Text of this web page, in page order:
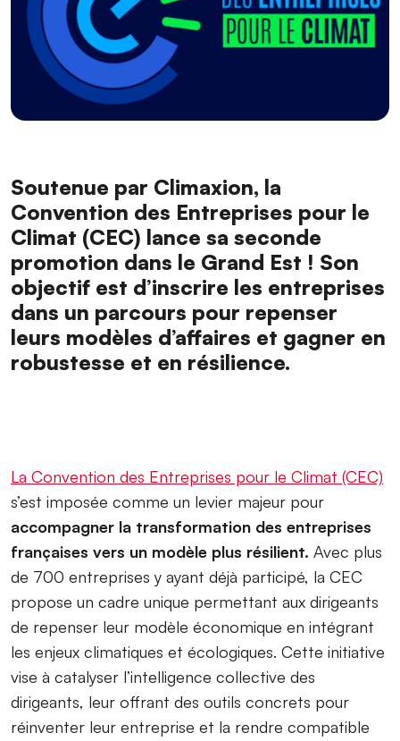
Soutenue par Climaxion, la
Convention des Entreprises pour le
Climat (CEC) lance sa seconde
promotion dans le Grand Est ! Son
objectif est d’inscrire les entreprises
dans un parcours pour repenser
leurs modèles d’affaires et gagner en
robustesse et en résilience.
La Convention des Entreprises pour le Climat (CEC)
s’est imposée comme un levier majeur pour
accompagner la transformation des entreprises
françaises vers un modèle plus résilient. Avec plus
de 700 entreprises y ayant déjà participé, la CEC
propose un cadre unique permettant aux dirigeants
de repenser leur modèle économique en intégrant
les enjeux climatiques et écologiques. Cette initiative
vise à catalyser l’intelligence collective des
dirigeants, leur offrant des outils concrets pour
réinventer leur entreprise et la rendre compatible